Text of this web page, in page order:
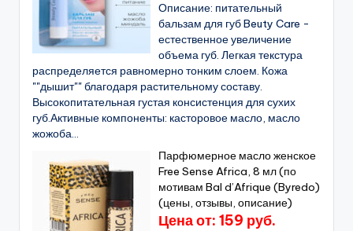
Описание: питательный
бальзам для губ Beuty Care -
естественное увеличение
объема губ. Легкая текстура
распределяется равномерно тонким слоем. Кожа
""дышит"" благодаря растительному составу.
Высокопитательная густая консистенция для сухих
губ.Активные компоненты: касторовое масло, масло
жожоба...
Парфюмерное масло женское
Free Sense Africa, 8 мл (по
мотивам Bal d’Afrique (Byredo)
(цены, отзывы, описание)
Цена от: 159 руб.